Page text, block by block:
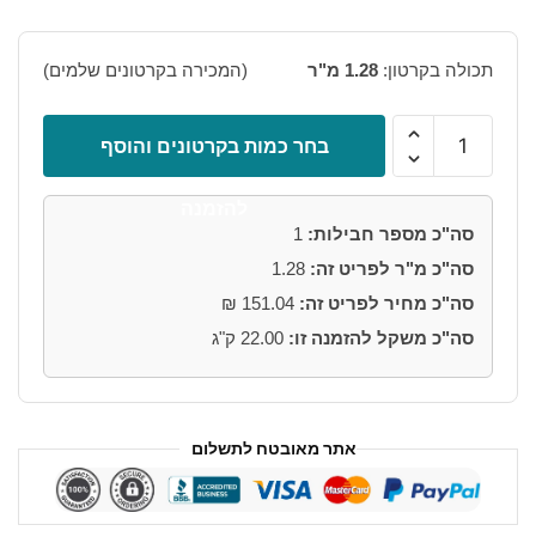
תכולה בקרטון: 1.28 מ"ר (המכירה בקרטונים שלמים)
80*80
אבסטרקט
סנד
בחר כמות בקרטונים והוסף
סה"כ מספר חבילות: 1
סה"כ מ"ר לפריט זה: 1.28
סה"כ מחיר לפריט זה: 151.04
₪
סה"כ משקל להזמנה זו: 22.00 ק"ג
אתר מאובטח לתשלום